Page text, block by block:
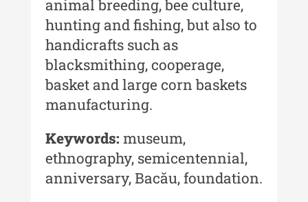
Informații Utile
Despre Editură
Contact
animal breeding, bee culture,
hunting and fishing, but also to
handicrafts such as
blacksmithing, cooperage,
basket and large corn baskets
manufacturing.
Keywords: museum,
ethnography, semicentennial,
anniversary, Bacău, foundation.